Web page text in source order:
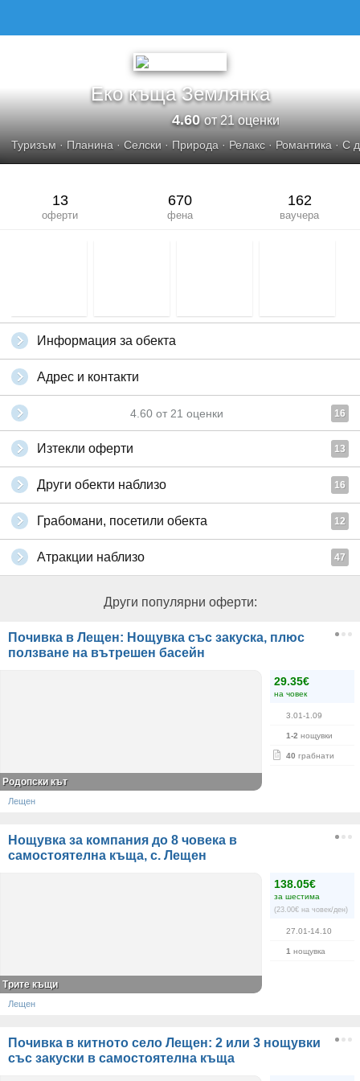
Еко къща Землянка
4.60от 21 оценки
Туризъм · Планина · Селски · Природа · Релакс · Романтика · С
13
оферти
670
фена
162
ваучера
Информация за обекта
Адрес и контакти
4.60 от 21 оценки 16
Изтекли оферти 13
Други обекти наблизо 16
Грабомани, посетили обекта 12
Атракции наблизо 47
Други популярни оферти:
Почивка в Лещен: Нощувка със закуска, плюс
ползване на вътрешен басейн
29.35€
на човек
3.01-1.09
1-2 нощувки
40 грабнати
Родопски кът
Лещен
Нощувка за компания до 8 човека в
самостоятелна къща, с. Лещен
138.05€
за шестима
(23.00€ на човек/ден)
27.01-14.10
1 нощувка
Трите къщи
Лещен
Почивка в китното село Лещен: 2 или 3 нощувки
със закуски в самостоятелна къща